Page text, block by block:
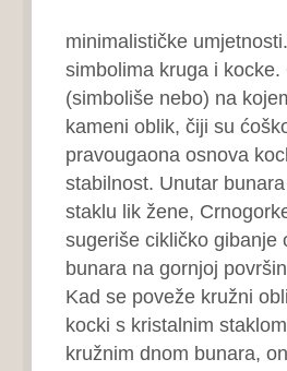
minimalističke
simbolima kruga i
(simboliše nebo) na
kameni oblik, čiji su
pravougaona osnova
stabilnost. Unutar
staklu lik žene,
sugeriše cikličko gibanje
bunara na gornjoj
Kad se poveže kružni
kocki s kristalnim
kružnim dnom bunara,